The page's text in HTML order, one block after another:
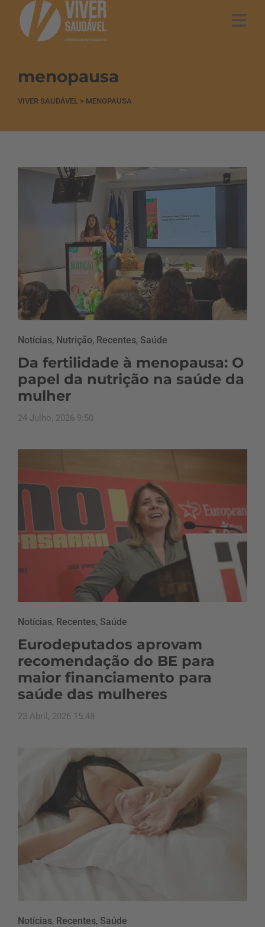
menopausa
VIVER SAUDÁVEL > MENOPAUSA
Notícias, Nutrição, Recentes, Saúde
Da fertilidade à menopausa: O
papel da nutrição na saúde da
mulher
24 Julho, 2026 9:50
Notícias, Recentes, Saúde
Eurodeputados aprovam
recomendação do BE para
maior financiamento para
saúde das mulheres
23 Abril, 2026 15:48
Notícias, Recentes, Saúde